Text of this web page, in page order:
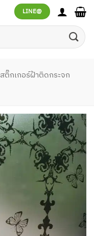
LINE@
สติ๊กเกอร์ฝ้าติดกระจก